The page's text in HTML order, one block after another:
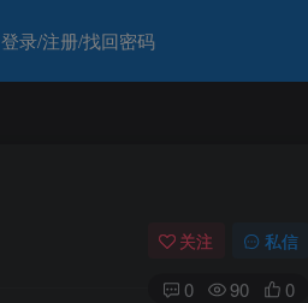
登录/注册/找回密码
关注 私信
0 90 0